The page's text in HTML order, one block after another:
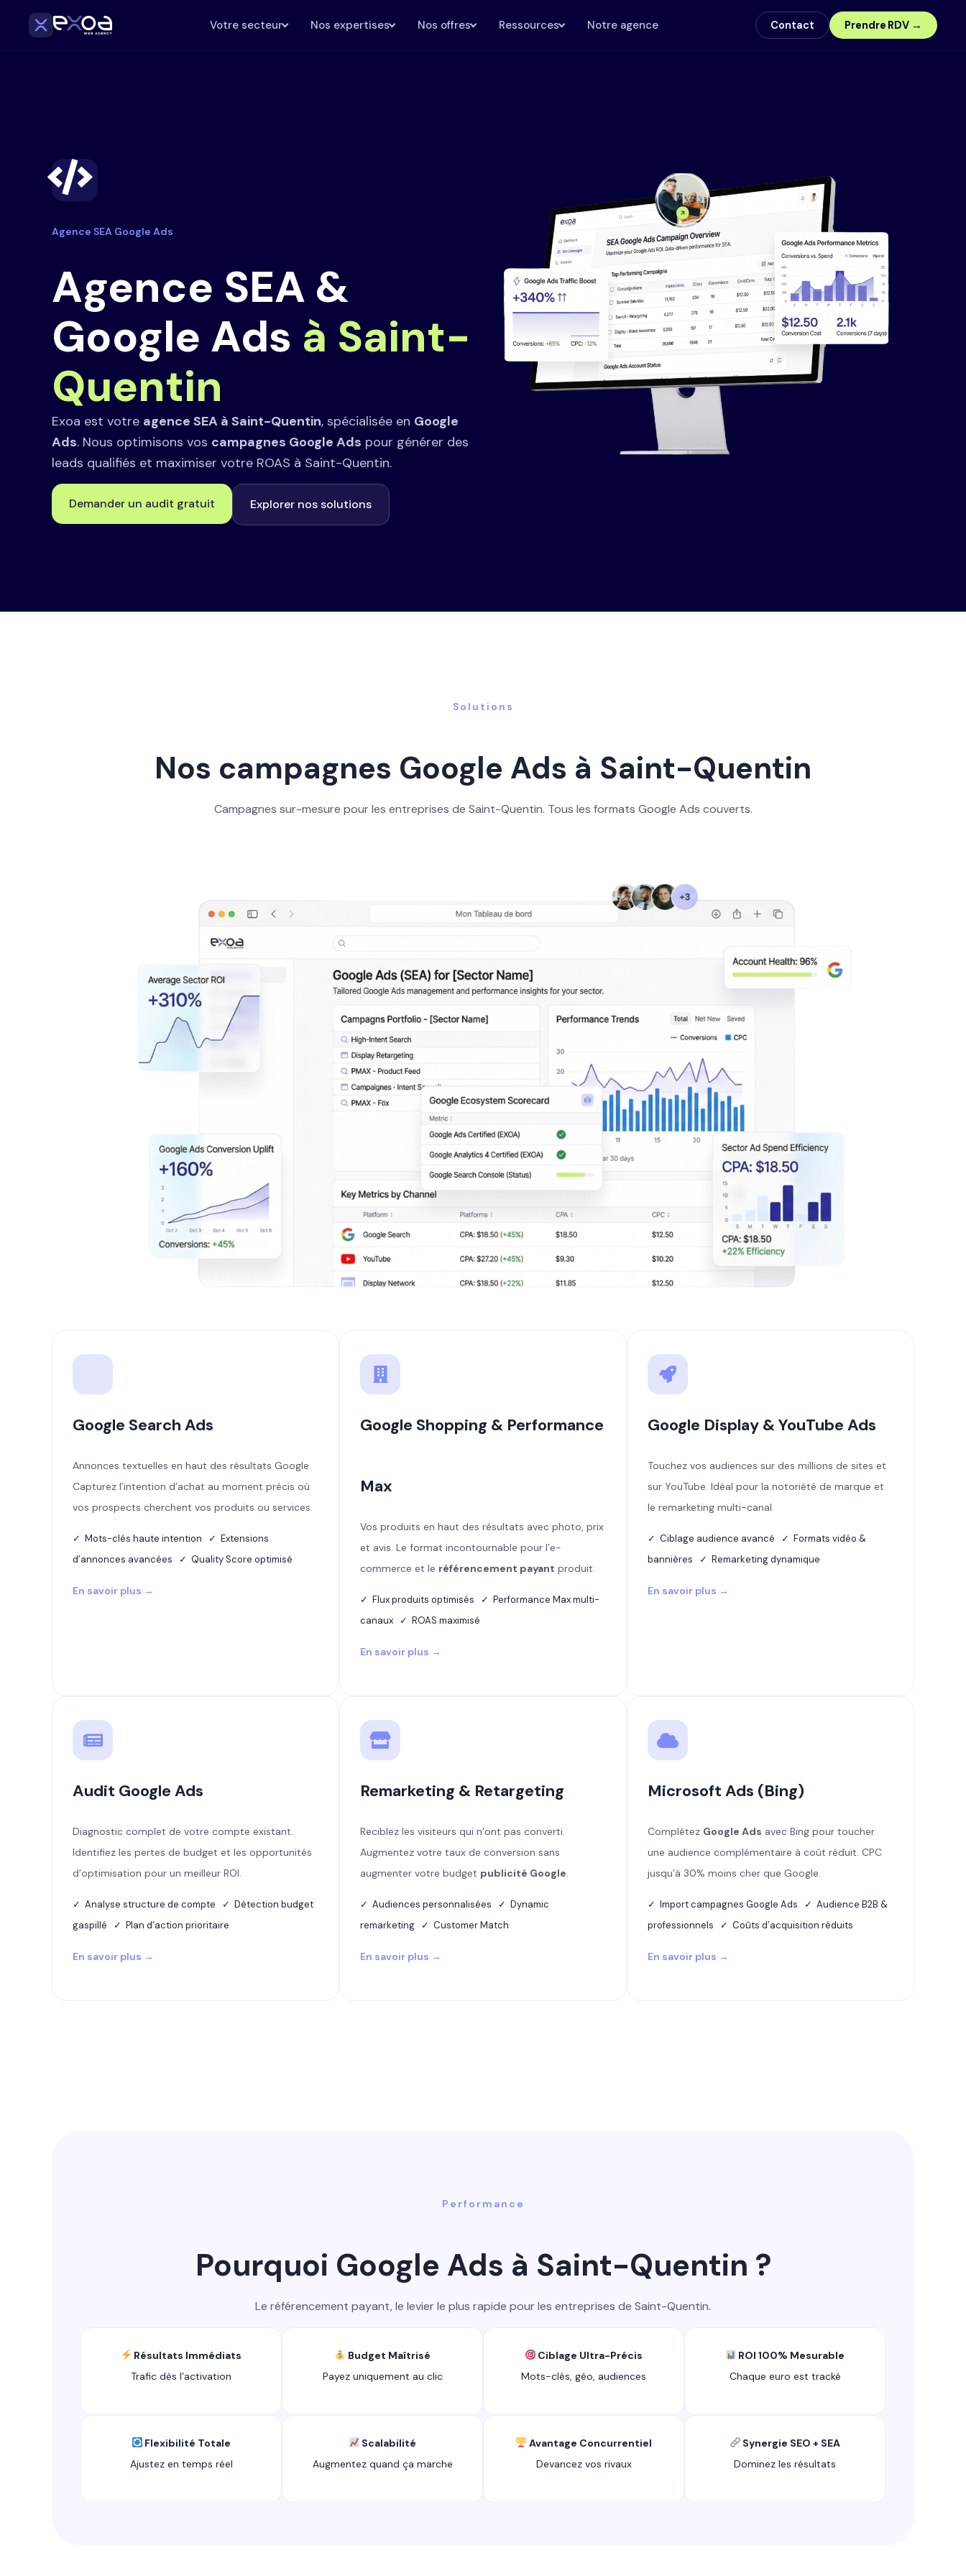
Votre secteur Nos expertises Nos offres Ressources Notre agence Contact Prendre RDV →
Agence SEA Google Ads
Agence SEA &
Google Ads à Saint-
Quentin
Exoa est votre agence SEA à Saint-Quentin, spécialisée en Google
Ads. Nous optimisons vos campagnes Google Ads pour générer des
leads qualifiés et maximiser votre ROAS à Saint-Quentin.
Demander un audit gratuit Explorer nos solutions
Solutions
Nos campagnes Google Ads à Saint-Quentin
Campagnes sur-mesure pour les entreprises de Saint-Quentin. Tous les formats Google Ads couverts.
Google Search Ads
Annonces textuelles en haut des résultats Google.
Capturez l’intention d’achat au moment précis où
vos prospects cherchent vos produits ou services.
✓ Mots-clés haute intention ✓ Extensions
d’annonces avancées ✓ Quality Score optimisé
En savoir plus →
Google Shopping & Performance
Max
Vos produits en haut des résultats avec photo, prix
et avis. Le format incontournable pour l’e-
commerce et le référencement payant produit.
✓ Flux produits optimisés ✓ Performance Max multi-
canaux ✓ ROAS maximisé
En savoir plus →
Google Display & YouTube Ads
Touchez vos audiences sur des millions de sites et
sur YouTube. Idéal pour la notoriété de marque et
le remarketing multi-canal.
✓ Ciblage audience avancé ✓ Formats vidéo &
bannières ✓ Remarketing dynamique
En savoir plus →
Audit Google Ads
Diagnostic complet de votre compte existant.
Identifiez les pertes de budget et les opportunités
d’optimisation pour un meilleur ROI.
✓ Analyse structure de compte ✓ Détection budget
gaspillé ✓ Plan d’action prioritaire
En savoir plus →
Remarketing & Retargeting
Reciblez les visiteurs qui n’ont pas converti.
Augmentez votre taux de conversion sans
augmenter votre budget publicité Google.
✓ Audiences personnalisées ✓ Dynamic
remarketing ✓ Customer Match
En savoir plus →
Microsoft Ads (Bing)
Complétez Google Ads avec Bing pour toucher
une audience complémentaire à coût réduit. CPC
jusqu’à 30% moins cher que Google.
✓ Import campagnes Google Ads ✓ Audience B2B &
professionnels ✓ Coûts d’acquisition réduits
En savoir plus →
Performance
Pourquoi Google Ads à Saint-Quentin ?
Le référencement payant, le levier le plus rapide pour les entreprises de Saint-Quentin.
Résultats Immédiats
Trafic dès l’activation
Budget Maîtrisé
Payez uniquement au clic
Ciblage Ultra-Précis
Mots-clés, géo, audiences
ROI 100% Mesurable
Chaque euro est tracké
Flexibilité Totale
Ajustez en temps réel
Scalabilité
Augmentez quand ça marche
Avantage Concurrentiel
Devancez vos rivaux
Synergie SEO + SEA
Dominez les résultats